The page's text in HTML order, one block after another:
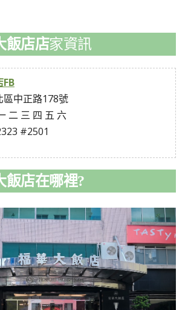
飯店店家資訊
FB
區中正路178號
二 三 四 五 六
#2501
飯店在哪裡?